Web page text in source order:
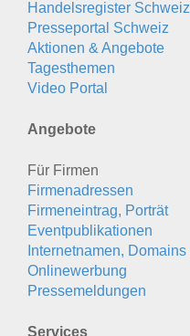
Handelsregister Schweiz
Presseportal Schweiz
Aktionen & Angebote
Tagesthemen
Video Portal
Angebote
Für Firmen
Firmenadressen
Firmeneintrag, Porträt
Eventpublikationen
Internetnamen, Domains
Onlinewerbung
Pressemeldungen
Services